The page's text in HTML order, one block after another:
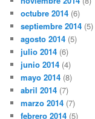
octubre 2014 (6)
septiembre 2014 (5)
agosto 2014 (5)
julio 2014 (6)
junio 2014 (4)
mayo 2014 (8)
abril 2014 (7)
marzo 2014 (7)
febrero 2014 (5)